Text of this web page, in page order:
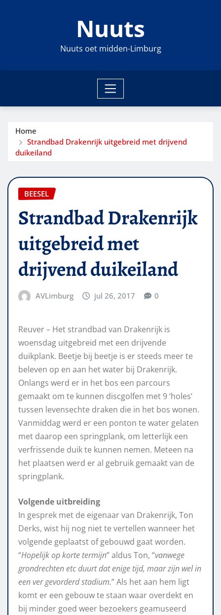
Nuuts
Nuuts oet midden-Limburg
Home
Strandbad Drakenrijk uitgebreid met drijvend
duikeiland
BEESEL
Strandbad Drakenrijk
uitgebreid met
drijvend duikeiland
AVLimburg jul 26, 2017 0
Reuver – Het strandbad van Drakenrijk is
woensdag uitgebreid met een drijvende
duikplank. Beetje bij beetje is er steeds meer te
beleven op en aan het water bij Drakenrijk.
Onlangs werd er in het bos een parcours
gemaakt om te kunnen discgolfen met 9 ‘holes’
tussen levensechte draken die in het bos wonen.
Vanmiddag werd er een ponton te water gelaten
met daarop een springplank, om letterlijk een
verfrissende duik te kunnen nemen. Meteen na
het plaatsen werd er al gebruik gemaakt van de
springplank.
Volgende uitbreiding
In gesprek met de eigenaar van Drakenrijk, Ton
Derks, wist hij nog niet te vertellen wanneer het
volgende geplaatst of gebouwd gaat worden.
“Hopelijk op korte termijn” aldus Ton, “vanwege
grondrechten etc duurt dat enige tijd, maar zijn wel in
een ver gevorderd stadium.” Als het aan hem ligt
komt er een gebouw te staan waar overdekt en
bij minder goed weer bezoekers geamuseerd